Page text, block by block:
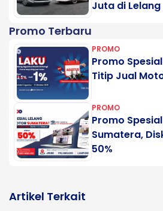
Juta di Lelang
Promo Terbaru
PROMO
Promo
Titip Jual
PROMO
Promo
Sumatera,
50%
Artikel Terkait